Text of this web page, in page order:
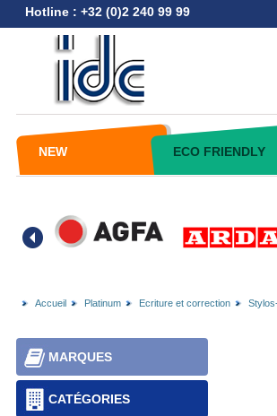
Hotline : +32 (0)2 240 99 99
NEW ECO FRIENDLY
Accueil Platinum Ecriture et correction
CATÉGORIES
MARQUES